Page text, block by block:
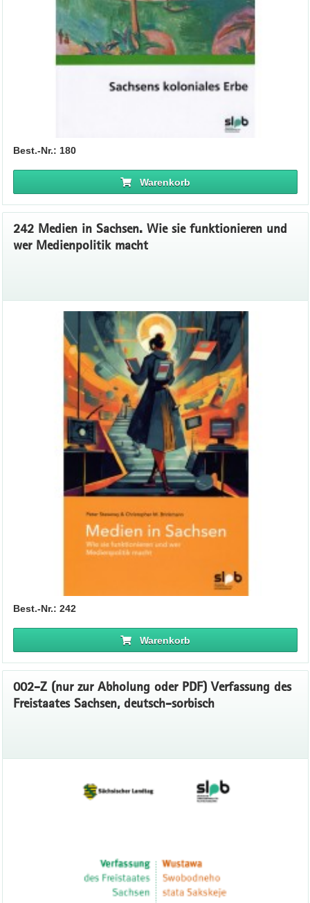
Best.-Nr.: 180
Warenkorb
242 Medien in Sachsen. Wie sie funktionieren und
wer Medienpolitik macht
Best.-Nr.: 242
Warenkorb
002-Z (nur zur Abholung oder PDF) Verfassung des
Freistaates Sachsen, deutsch-sorbisch